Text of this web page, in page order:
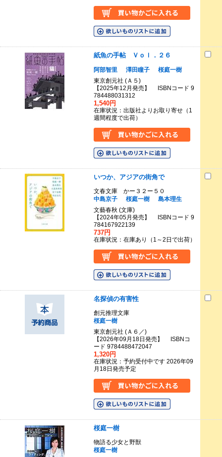
紙魚の手帖 Ｖｏｌ．２６
阿部智里 澤田瞳子
桜庭一樹
東京創元社 (Ａ５)
【2025年12月発売】 ISBNコード 9
784488031312
1,540円
在庫状況：出版社よりお取り寄せ（1
週間程度で出荷）
いつか、アジアの街角で
文春文庫 かー３２ー５０
中島京子
桜庭一樹
島本理生
文藝春秋 (文庫)
【2024年05月発売】 ISBNコード 9
784167922139
737円
在庫状況：在庫あり（1～2日で出荷）
名探偵の有害性
創元推理文庫
桜庭一樹
東京創元社 (Ａ６／)
【2026年09月18日発売】 ISBNコ
ード 9784488472047
1,320円
在庫状況：予約受付中です 2026年09
月18日発売予定
桜庭一樹
物語る少女と野獣
桜庭一樹